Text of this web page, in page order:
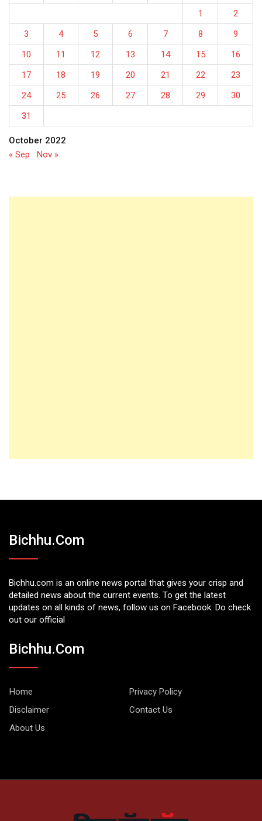
October 2022
1
2
3
4 5 6 7 8
9
10
11 12 13 14 15
16
17
18 19 20 21 22
23
24
25 26 27 28 29
30
31
« Sep Nov »
Bichhu.com
Bichhu.com is an online news portal that gives your crisp and
detailed news about the current events. To get the latest
updates on all kinds of news, follow us on Facebook. Do check
out our official
Bichhu.com
Home
Privacy Policy
Disclaimer
Contact Us
About Us